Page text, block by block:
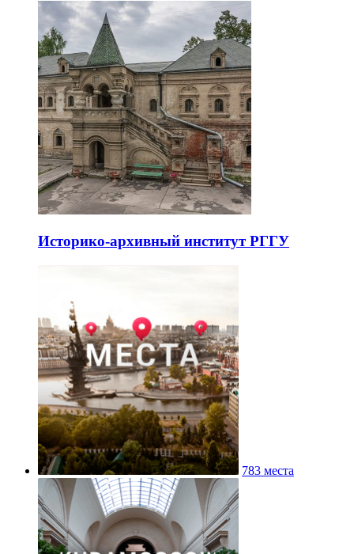
Историко-архивный институт РГГУ
783 места